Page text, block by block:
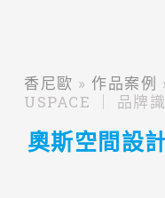
香尼歐 » 作品案例
USPACE ｜ 品牌
奧斯空間設